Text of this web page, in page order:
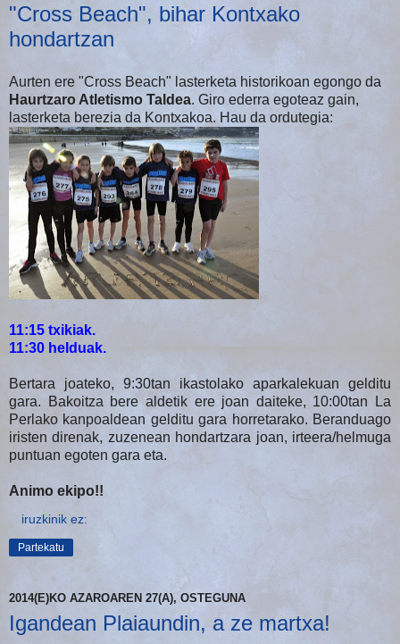
"Cross Beach", bihar Kontxako
hondartzan
Aurten ere "Cross Beach" lasterketa historikoan egongo da
Haurtzaro Atletismo Taldea. Giro ederra egoteaz gain,
lasterketa berezia da Kontxakoa. Hau da ordutegia:
11:15 txikiak.
11:30 helduak.
Bertara joateko, 9:30tan ikastolako aparkalekuan gelditu
gara. Bakoitza bere aldetik ere joan daiteke, 10:00tan La
Perlako kanpoaldean gelditu gara horretarako. Beranduago
iristen direnak, zuzenean hondartzara joan, irteera/helmuga
puntuan egoten gara eta.
Animo ekipo!!
iruzkinik ez:
Partekatu
2014(E)KO AZAROAREN 27(A), OSTEGUNA
Igandean Plaiaundin, a ze martxa!